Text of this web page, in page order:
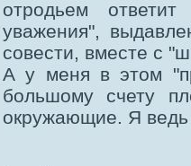
отродьем
уважения",
совести, вместе с
А у меня в этом
большому счету
окружающие. Я